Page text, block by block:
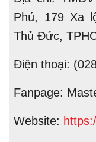
Phú, 179 Xa
Thủ Đức,
Điện thoại:
Fanpage:
Website: